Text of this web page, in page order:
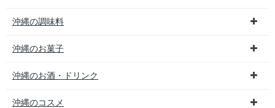
沖縄の調味料
沖縄のお菓子
沖縄のお酒・ドリンク
沖縄のコスメ